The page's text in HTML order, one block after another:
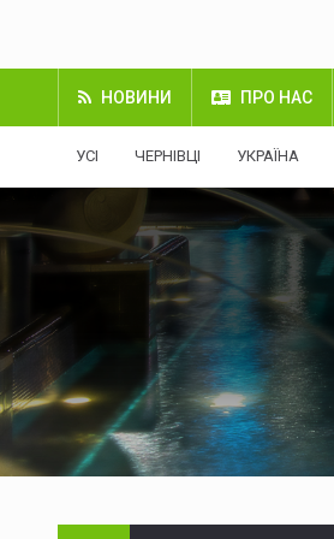
НОВИНИ ПРО НАС
УСІ ЧЕРНІВЦІ УКРАЇНА